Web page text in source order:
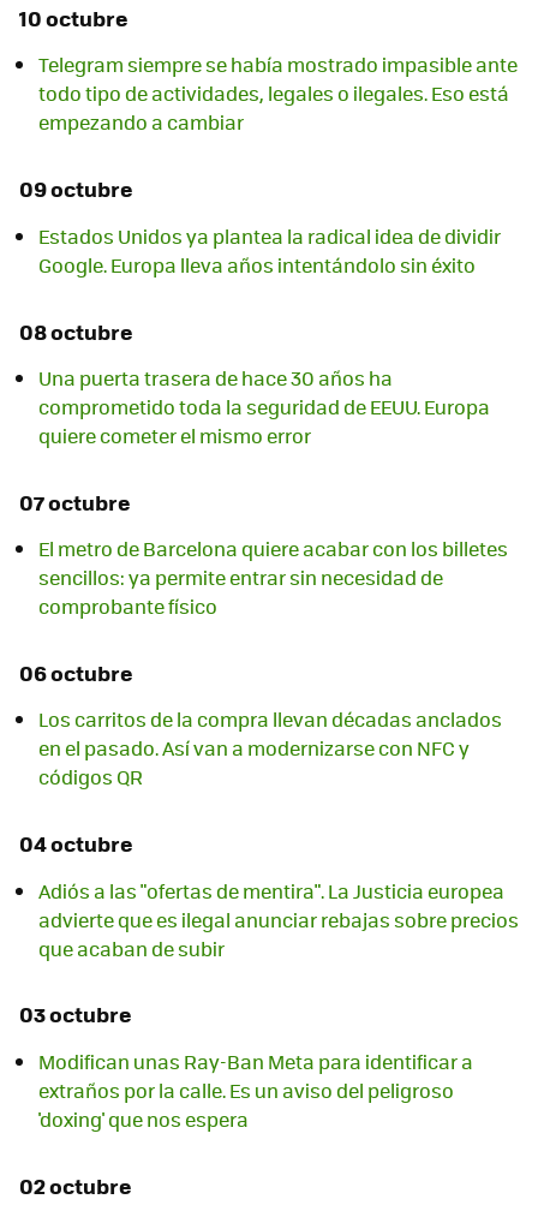
10 octubre
Telegram siempre se había mostrado impasible ante
todo tipo de actividades, legales o ilegales. Eso está
empezando a cambiar
09 octubre
Estados Unidos ya plantea la radical idea de dividir
Google. Europa lleva años intentándolo sin éxito
08 octubre
Una puerta trasera de hace 30 años ha
comprometido toda la seguridad de EEUU. Europa
quiere cometer el mismo error
07 octubre
El metro de Barcelona quiere acabar con los billetes
sencillos: ya permite entrar sin necesidad de
comprobante físico
06 octubre
Los carritos de la compra llevan décadas anclados
en el pasado. Así van a modernizarse con NFC y
códigos QR
04 octubre
Adiós a las "ofertas de mentira". La Justicia europea
advierte que es ilegal anunciar rebajas sobre precios
que acaban de subir
03 octubre
Modifican unas Ray-Ban Meta para identificar a
extraños por la calle. Es un aviso del peligroso
'doxing' que nos espera
02 octubre